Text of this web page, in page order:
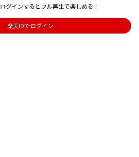
ログインするとフル再生で楽しめる！
楽天IDでログイン